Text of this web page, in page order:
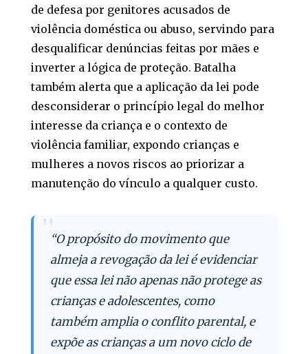
de defesa por genitores acusados de
violência doméstica ou abuso, servindo para
desqualificar denúncias feitas por mães e
inverter a lógica de proteção. Batalha
também alerta que a aplicação da lei pode
desconsiderar o princípio legal do melhor
interesse da criança e o contexto de
violência familiar, expondo crianças e
mulheres a novos riscos ao priorizar a
manutenção do vínculo a qualquer custo.
“O propósito do movimento que
almeja a revogação da lei é evidenciar
que essa lei não apenas não protege as
crianças e adolescentes, como
também amplia o conflito parental, e
expõe as crianças a um novo ciclo de